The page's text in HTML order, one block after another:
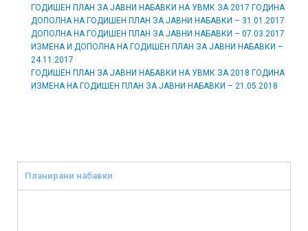
ГОДИШЕН ПЛАН ЗА ЈАВНИ НАБАВКИ НА УВМК ЗА 2017 ГОДИНА
ДОПОЛНА НА ГОДИШЕН ПЛАН ЗА ЈАВНИ НАБАВКИ – 31.01.2017
ДОПОЛНА НА ГОДИШЕН ПЛАН ЗА ЈАВНИ НАБАВКИ – 07.03.2017
ИЗМЕНА И ДОПОЛНА НА ГОДИШЕН ПЛАН ЗА ЈАВНИ НАБАВКИ –
24.11.2017
ГОДИШЕН ПЛАН ЗА ЈАВНИ НАБАВКИ НА УВМК ЗА 2018 ГОДИНА
ИЗМЕНА НА ГОДИШЕН ПЛАН ЗА ЈАВНИ НАБАВКИ – 21.05.2018
Планирани набавки